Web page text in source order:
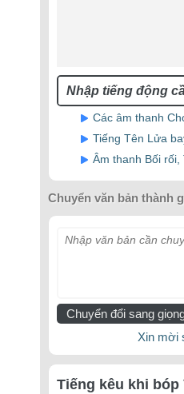
Các âm thanh
Tiếng Tên Lửa
Âm thanh Bối rối,
Chuyển văn bản thành
Nhập văn bản cần
Chuyển đổi sang
Xin mời
Tiếng kêu khi